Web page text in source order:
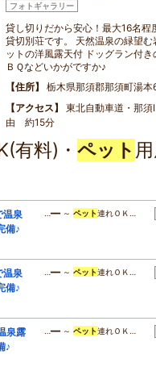
フォトギャラリー
貸し切りだから安心！最大16名程
貸切別荘です。 天然温泉の緑望
ットの洋風露天付 ドッグラン付
ＢＱなどいかがですか♪
住所
栃木県那須郡那須町湯
アクセス
東北自動車道・那
由 約15分
有料)・ ペット
温泉
備♪
…━━ ～ ペット連れＯＫ…
温泉
備♪
…━━ ～ ペット連れＯＫ…
泉露
♪
…━━ ～ ペット連れＯＫ…